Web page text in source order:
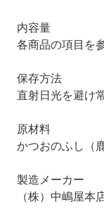
内容量
各商品の項目を
保存方法
直射日光を避け
原材料
かつおのふし（
製造メーカー
（株）中嶋屋本